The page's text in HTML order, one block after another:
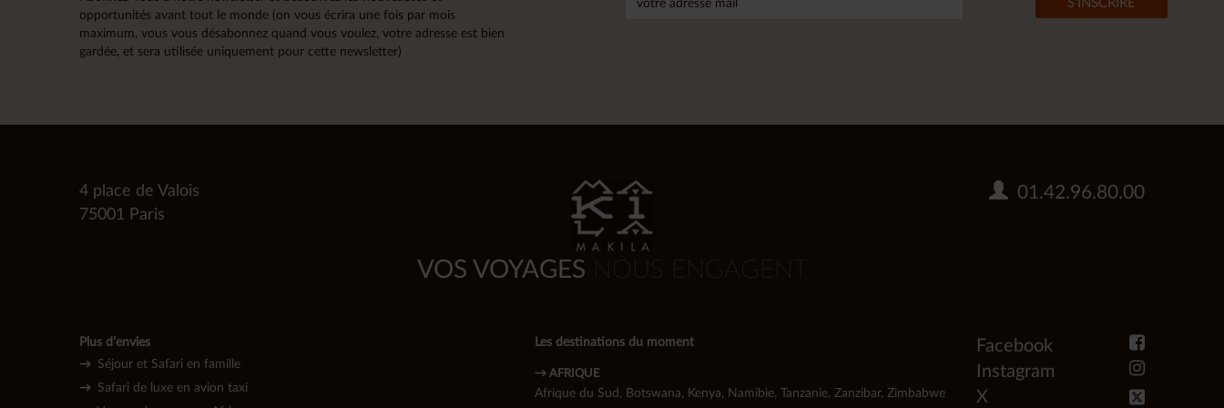
opportunités avant tout le monde (on vous écrira une fois par mois
maximum, vous vous désabonnez quand vous voulez, votre adresse est bien
gardée, et sera utilisée uniquement pour cette newsletter)
VOS VOYAGES NOUS ENGAGENT
4 place de Valois
75001 Paris
01.42.96.80.00
Plus d’envies
→ Séjour et Safari en famille
→ Safari de luxe en avion taxi
Les destinations du moment
→ AFRIQUE
Afrique du Sud , Botswana, Kenya, Namibie, Tanzanie, Zanzibar, Zimbabwe
Facebook
Instagram
X